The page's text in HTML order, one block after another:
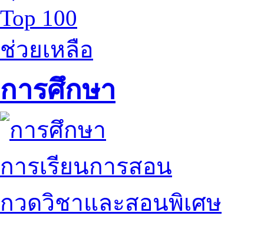
Top 100
ช่วยเหลือ
การศึกษา
การเรียนการสอน
กวดวิชาและสอนพิเศษ